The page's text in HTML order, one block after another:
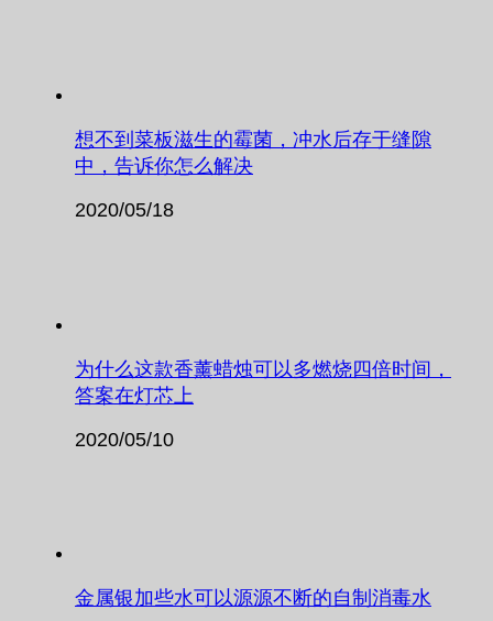
想不到菜板滋生的霉菌，冲水后存于缝隙
中，告诉你怎么解决
2020/05/18
为什么这款香薰蜡烛可以多燃烧四倍时间，
答案在灯芯上
2020/05/10
金属银加些水可以源源不断的自制消毒水